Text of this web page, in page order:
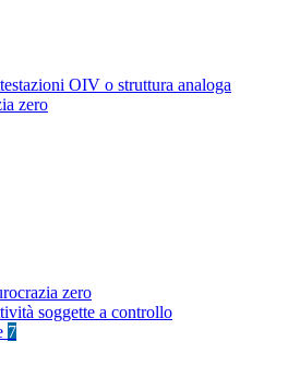
OIV o struttura analoga
zero
zero
soggette a controllo
7